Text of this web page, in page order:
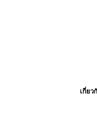
เกี่ยว